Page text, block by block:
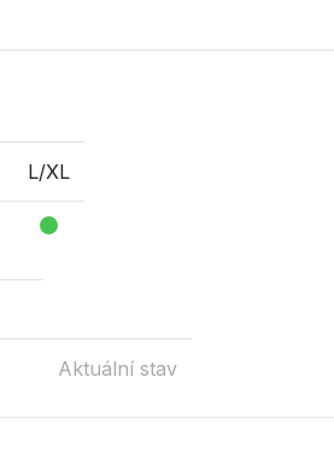
L/XL
Aktuální stav